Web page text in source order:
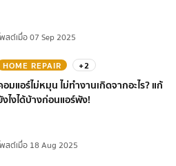
สต์เมื่อ 07 Sep 2025
HOME REPAIR +2
อมแอร์ไม่หมุน ไม่ทํางานเกิดจากอะไร? แก้
งไงได้บ้างก่อนแอร์พัง!
สต์เมื่อ 18 Aug 2025